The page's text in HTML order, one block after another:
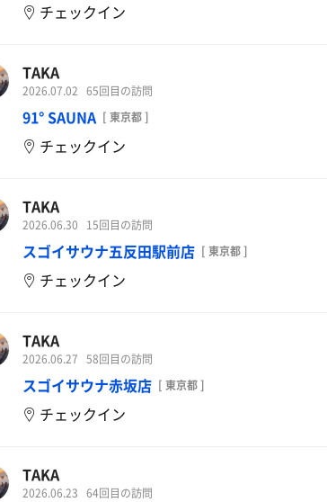
チェックイン
TAKA
2026.07.02 65回目の訪問
91° SAUNA [ 東京都 ]
チェックイン
TAKA
2026.06.30 15回目の訪問
スゴイサウナ五反田駅前店 [ 東京都 ]
チェックイン
TAKA
2026.06.27 58回目の訪問
スゴイサウナ赤坂店 [ 東京都 ]
チェックイン
TAKA
2026.06.23 64回目の訪問